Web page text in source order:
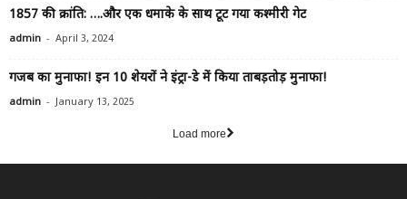
1857 की क्रांति: ….और एक धमाके के साथ टूट गया कश्मीरी गेट
admin - April 3, 2024
गजब का मुनाफा! इन 10 शेयरों ने इंट्रा-डे में किया ताबड़तोड़ मुनाफा!
admin - January 13, 2025
Load more